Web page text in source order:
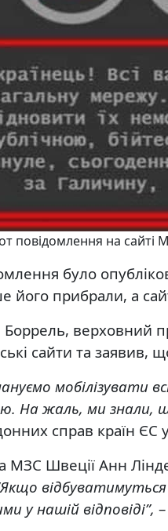
повідомлення на сайті
було
його прибрали, а
верховний
сайти та заявив,
мобілізувати
На жаль, ми знали,
справ країн ЄС
МЗС Швеції Анн
у нашій відповіді”,